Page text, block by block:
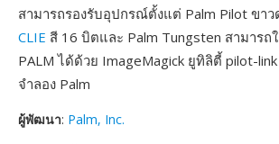
สามารถรองรับอุปกรณ์ตั้งแต่ Palm Pilot ขา
CLIE สี 16 บิตและ Palm Tungsten สามาร
PALM ได้ด้วย ImageMagick ยูทิลิตี้ pilot-
จำลอง Palm
ผู้พัฒนา: Palm, Inc.